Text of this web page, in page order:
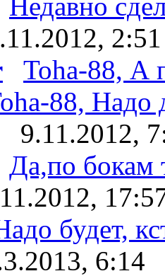
2:51
Toha-88, А
88, Надо
9.11.2012,
Да,по бокам
будет,
6:14